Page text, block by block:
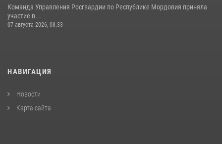
Команда Управления Росгвардии по Республике Мордовия приняла
участие в...
07 августа 2026, 08:33
НАВИГАЦИЯ
Новости
Карта сайта